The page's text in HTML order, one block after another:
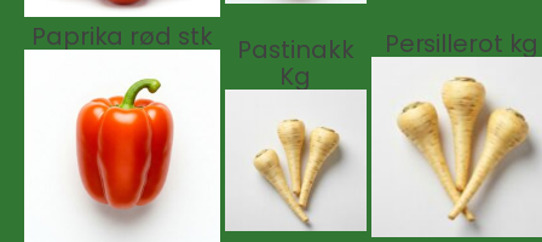
Paprika rød stk Pastinakk
Kg
Persillerot kg